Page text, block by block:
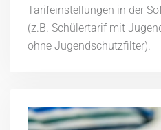
Tarifeinstellungen in der
(z.B. Schülertarif mit
ohne Jugendschutzfilter).